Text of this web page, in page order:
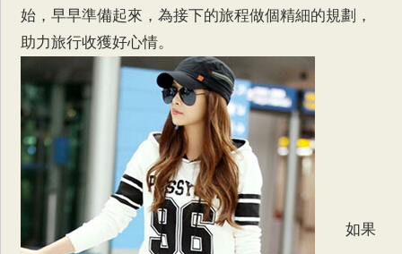
始，早早準備起來，為接下的旅程做個精細的規劃，
助力旅行收獲好心情。
如果